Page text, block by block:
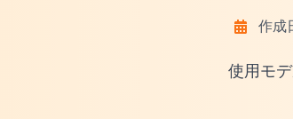
作成
使用モ